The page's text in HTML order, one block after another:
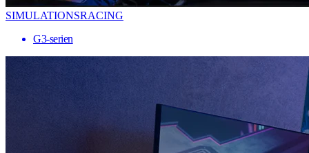
SIMULATIONSRACING
G3-serien